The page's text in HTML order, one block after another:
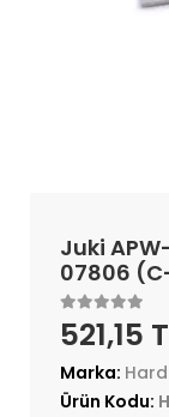
Juki
07806
521,15
Marka:
Ürün Kodu: